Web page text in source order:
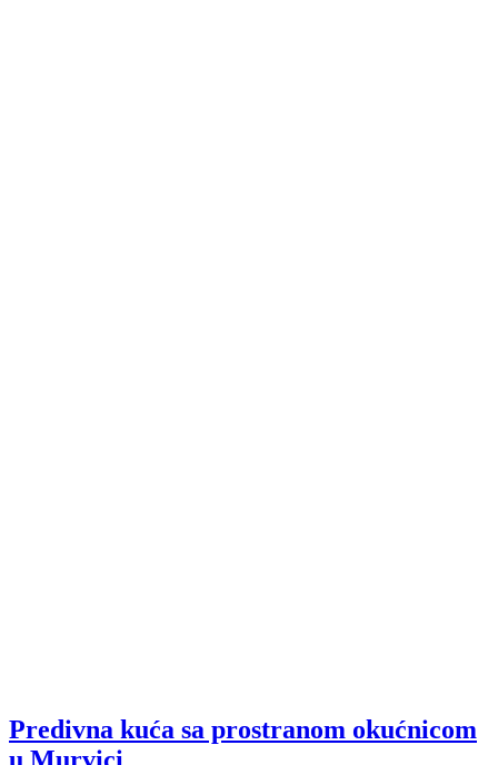
Predivna kuća sa prostranom okućnicom